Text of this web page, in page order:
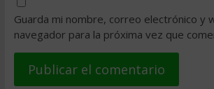
Guarda mi nombre, correo electrónico y
navegador para la próxima vez que